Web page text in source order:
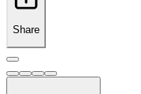
Share